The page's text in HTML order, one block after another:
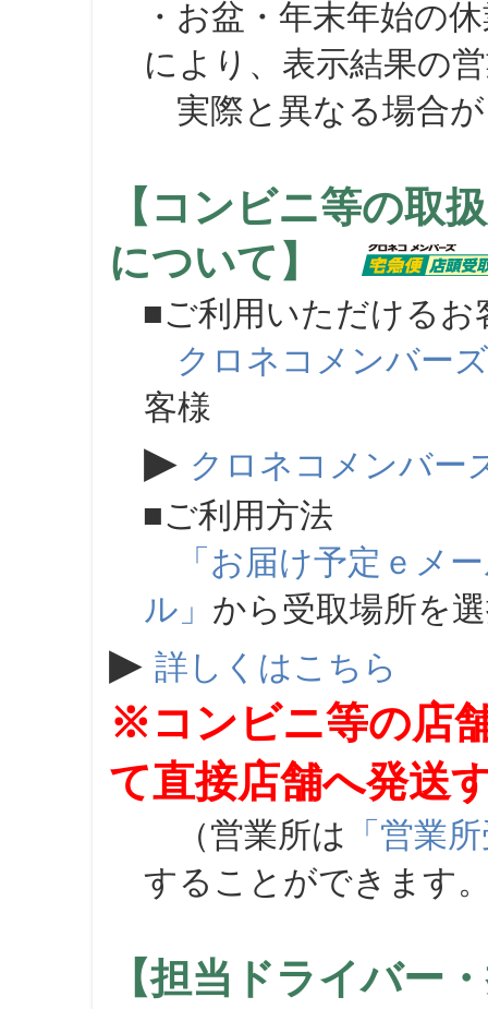
・お盆・年末年始の
により、表示結果の
実際と異なる場合が
【コンビニ等の取
について】
■ご利用いただけるお
クロネコメンバーズ
客様
▶ クロネコメンバー
■ご利用方法
「お届け予定ｅメ
ル」 から受取場所を
▶ 詳しくはこちら
※コンビニ等の店
て直接店舗へ発送
（営業所は 「営業
することができます
【担当ドライバー